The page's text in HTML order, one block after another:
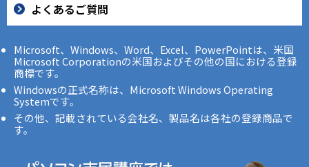
よくあるご質問
Microsoft、Windows、Word、Excel、PowerPointは、米国
Microsoft Corporationの米国およびその他の国における登録
商標です。
Windowsの正式名称は、Microsoft Windows Operating
Systemです。
その他、記載されている会社名、製品名は各社の登録商品で
す。